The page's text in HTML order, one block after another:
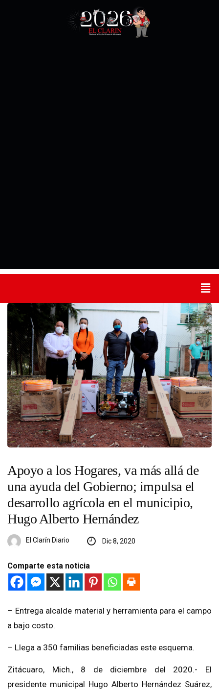
Apoyo a los Hogares, va más allá de
una ayuda del Gobierno; impulsa el
desarrollo agrícola en el municipio,
Hugo Alberto Hernández
El Clarín Diario Dic 8, 2020
Comparte esta noticia
– Entrega alcalde material y herramienta para el campo
a bajo costo.
– Llega a 350 familias beneficiadas este esquema.
Zitácuaro, Mich., 8 de diciembre del 2020.- El
presidente municipal Hugo Alberto Hernández Suárez,